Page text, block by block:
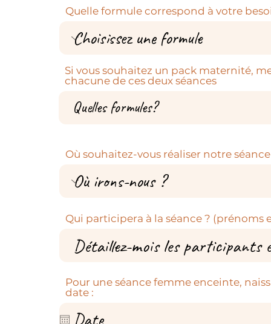
Quelle formule correspond à votre
Si vous souhaitez un pack maternité,
chacune de ces deux séances
Où souhaitez-vous réaliser notre
Qui participera à la séance ? (prénoms
Pour une séance femme enceinte,
date :